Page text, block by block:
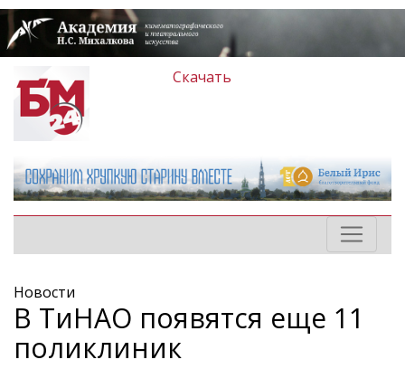
Скачать
Новости
В ТиНАО появятся еще 11
поликлиник